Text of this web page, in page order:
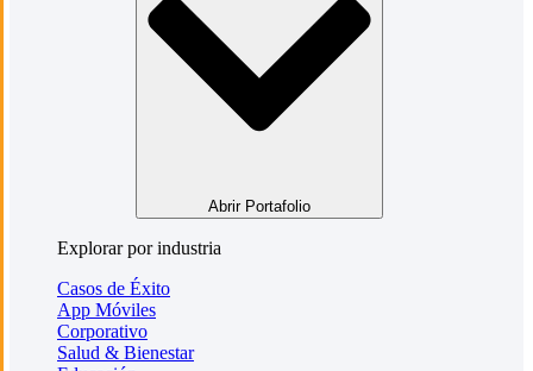
Abrir Portafolio
Explorar por industria
Casos de Éxito
App Móviles
Corporativo
Salud & Bienestar